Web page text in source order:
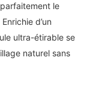
le
d’un
ultra-étirable se
naturel sans